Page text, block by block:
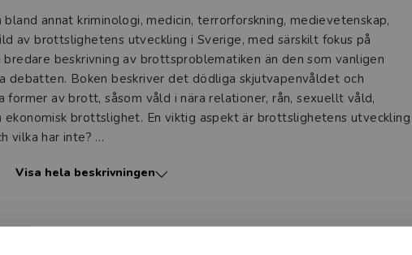
annat kriminologi, medicin, terrorforskning, medievetenskap,
av brottslighetens utveckling i Sverige, med särskilt fokus på
beskrivning av brottsproblematiken än den som vanligen
debatten. Boken beskriver det dödliga skjutvapen­våldet och
former av brott, såsom våld i nära relationer, rån, sexuellt våld,
brottslighet. En viktig aspekt är brottslighetens utveckling
vilka har inte?
ny forskning. Den vänder sig till högskolestuderande inom
Visa hela beskrivningen